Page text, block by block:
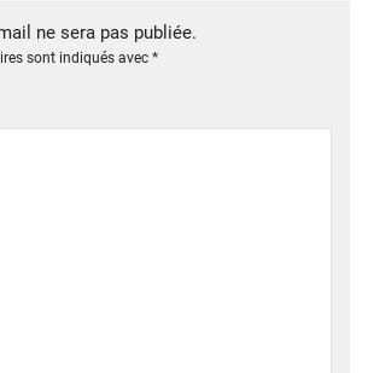
ne sera pas publiée.
sont indiqués avec *